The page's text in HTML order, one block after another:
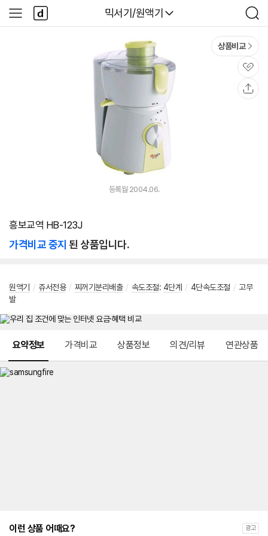
다나와
믹서기/원액기
검
색
사
이
다
나
와
상품비교
관
심
등록월 2004.06.
흥보교역 HB-123J
가격비교 중지 된 상품입니다.
원액기 / 쥬서전용 / 찌꺼기분리배출 / 속도조절: 4단계 / 4단속도조절 / 고무
발
요약정보 가격비교 상품정보 의견/리뷰 연관상품
이런 상품 어때요? 광고